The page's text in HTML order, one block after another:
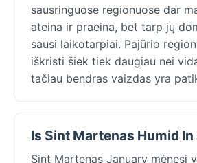
sausringuose regionuose dar
ateina ir praeina, bet tarp jų
sausi laikotarpiai. Pajūrio
iškristi šiek tiek daugiau nei
tačiau bendras vaizdas yra
Is Sint Martenas Humid
Sint Martenas January mėnesį